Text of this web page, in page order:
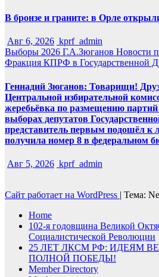
В бронзе и граните: в Орле
Авг 6, 2026 kprf_admin
Выборы 2026 Г.А.Зюганов Новости
Фракция КПРФ в Государственной
Геннадий Зюганов: Товарищи!
Центральной избирательной
жеребьёвка по размещению
выборах депутатов
представитель первым подошёл к
получила номер 8 в федеральном
Авг 5, 2026 kprf_admin
Сайт работает на WordPress | Тема:
Home
102-я годовщина Великой
Социалистической Революции
25 ЛЕТ ЛКСМ РФ: ИДЕЯМ
ПОЛНОЙ ПОБЕДЫ!
Member Directory